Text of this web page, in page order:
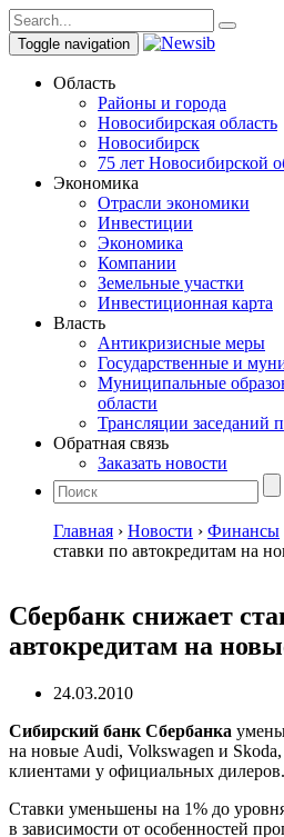
Toggle navigation
Область
Районы и города
Новосибирская область
Новосибирск
75 лет Новосибирской
Экономика
Отрасли экономики
Инвестиции
Экономика
Компании
Земельные участки
Инвестиционная карта
Власть
Антикризисные меры
Государственные и
Муниципальные
области
Трансляции заседаний
Обратная связь
Заказать новости
Главная › Новости › Финансы
ставки по автокредитам на
Сбербанк снижает
автокредитам на
24.03.2010
Сибирский банк Сбербанка
на новые Audi, Volkswagen и
клиентами у официальных дилеров.
Ставки уменьшены на 1% до
в зависимости от особенностей